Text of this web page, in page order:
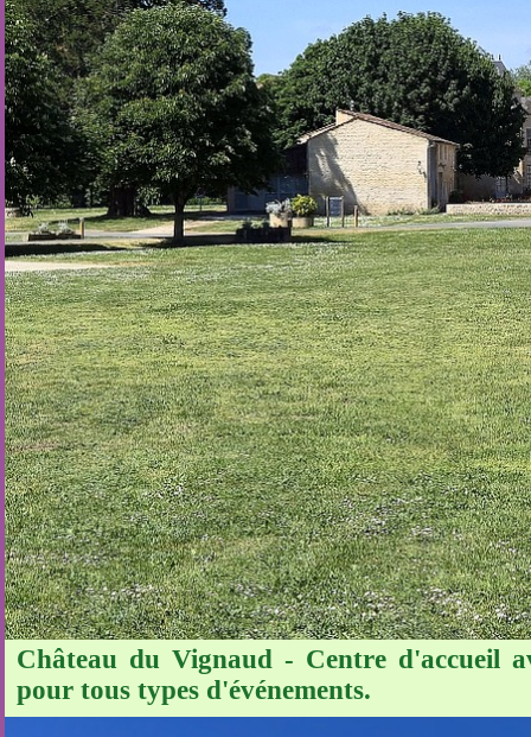
Château du Vignaud - Centre d'accueil
pour tous types d'événements.